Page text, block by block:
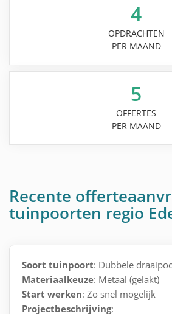
4
OPDRACHTEN
PER MAAND
5
OFFERTES
PER MAAND
Recente
tuinpoorten regio
Soort tuinpoort: Dubbele
Materiaalkeuze: Metaal (gelakt)
Start werken: Zo snel mogelijk
Projectbeschrijving: